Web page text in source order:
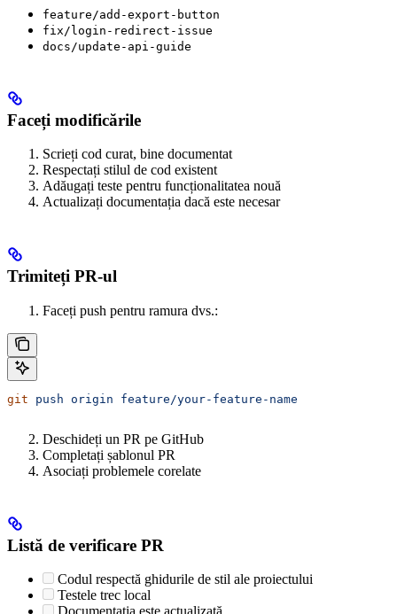
feature/add-export-button
fix/login-redirect-issue
docs/update-api-guide
Faceți modificările
Scrieți cod curat, bine documentat
Respectați stilul de cod existent
Adăugați teste pentru funcționalitatea nouă
Actualizați documentația dacă este necesar
Trimiteți PR-ul
Faceți push pentru ramura dvs.:
git push origin feature/your-feature-name
Deschideți un PR pe GitHub
Completați șablonul PR
Asociați problemele corelate
Listă de verificare PR
Codul respectă ghidurile de stil ale proiectului
Testele trec local